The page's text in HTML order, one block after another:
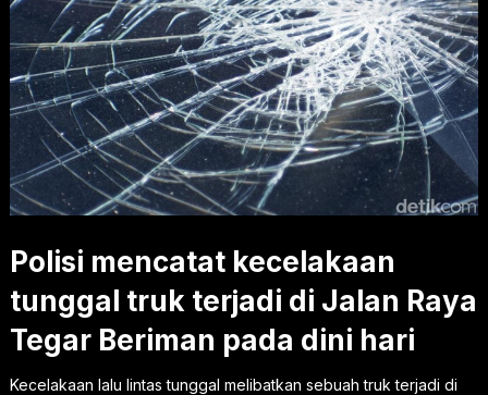
Polisi mencatat kecelakaan
tunggal truk terjadi di Jalan Raya
Tegar Beriman pada dini hari
Kecelakaan lalu lintas tunggal melibatkan sebuah truk terjadi di